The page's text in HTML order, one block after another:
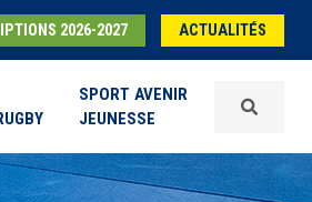
2026-2027 ACTUALITÉS
SPORT AVENIR
JEUNESSE